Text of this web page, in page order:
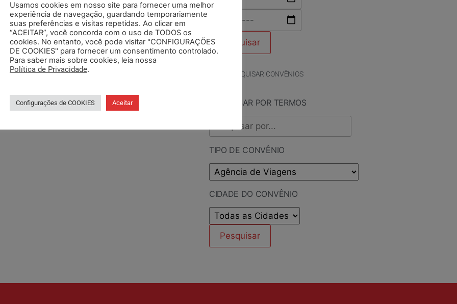
PESQUISAR CONVÊNIOS
PESQUISAR POR TERMOS
TIPO DE CONVÊNIO
CIDADE DO CONVÊNIO
Usamos cookies em nosso site para fornecer uma melhor
experiência de navegação, guardando temporariamente
suas preferências e visitas repetidas. Ao clicar em
“ACEITAR”, você concorda com o uso de TODOS os
cookies. No entanto, você pode visitar "CONFIGURAÇÕES
DE COOKIES" para fornecer um consentimento controlado.
Para saber mais sobre cookies, leia nossa
Política de Privacidade.
Configurações de COOKIES Aceitar